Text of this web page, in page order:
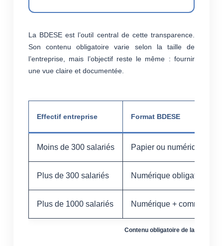
La BDESE est l’outil central de cette transparence.
Son contenu obligatoire varie selon la taille de
l’entreprise, mais l’objectif reste le même : fournir
une vue claire et documentée.
Contenu obligatoire de la BDESE
Effectif entreprise Format BDESE
Moins de 300 salariés Papier ou numérique (au
Plus de 300 salariés Numérique obligatoire
Plus de 1000 salariés Numérique +